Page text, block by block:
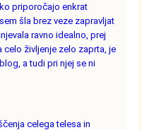
priporočajo enkrat
šla brez veze zapravljat
ravno idealno, prej
celo življenje zelo zaprta, je
a tudi pri njej se ni
celega telesa in